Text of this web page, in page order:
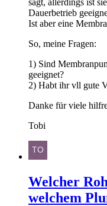
Dauerbetrieb
Ist aber eine
So, meine Fragen:
1) Sind
geeignet?
2) Habt ihr vll gute
Danke für viele
Tobi
Welcher
welchem